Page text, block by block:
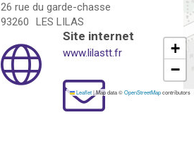
+
−
Leaflet|Map data ©OpenStreetMapcontributors
26 rue du garde-chasse
93260
LES LILAS
Site internet
www.lilastt.fr